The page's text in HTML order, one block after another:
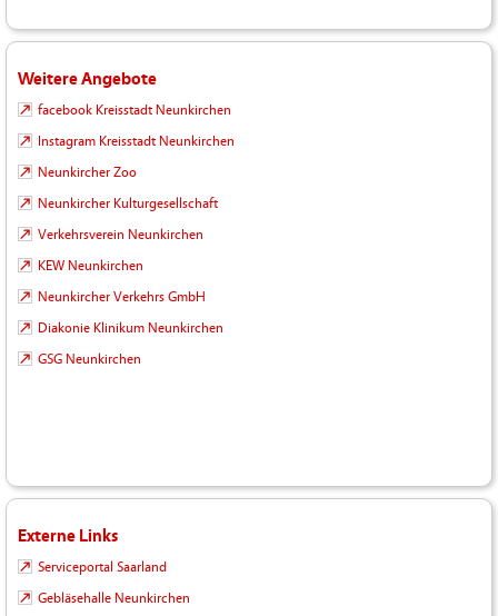
Weitere Angebote
facebook Kreisstadt Neunkirchen
Instagram Kreisstadt Neunkirchen
Neunkircher Zoo
Neunkircher Kulturgesellschaft
Verkehrsverein Neunkirchen
KEW Neunkirchen
Neunkircher Verkehrs GmbH
Diakonie Klinikum Neunkirchen
GSG Neunkirchen
Externe Links
Serviceportal Saarland
Gebläsehalle Neunkirchen